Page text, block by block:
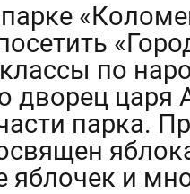
по
дворец царя
парка.
яблочек и